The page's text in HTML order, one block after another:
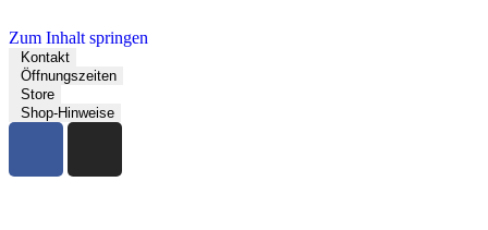
Zum Inhalt springen
Kontakt
Öffnungszeiten
Store
Shop-Hinweise